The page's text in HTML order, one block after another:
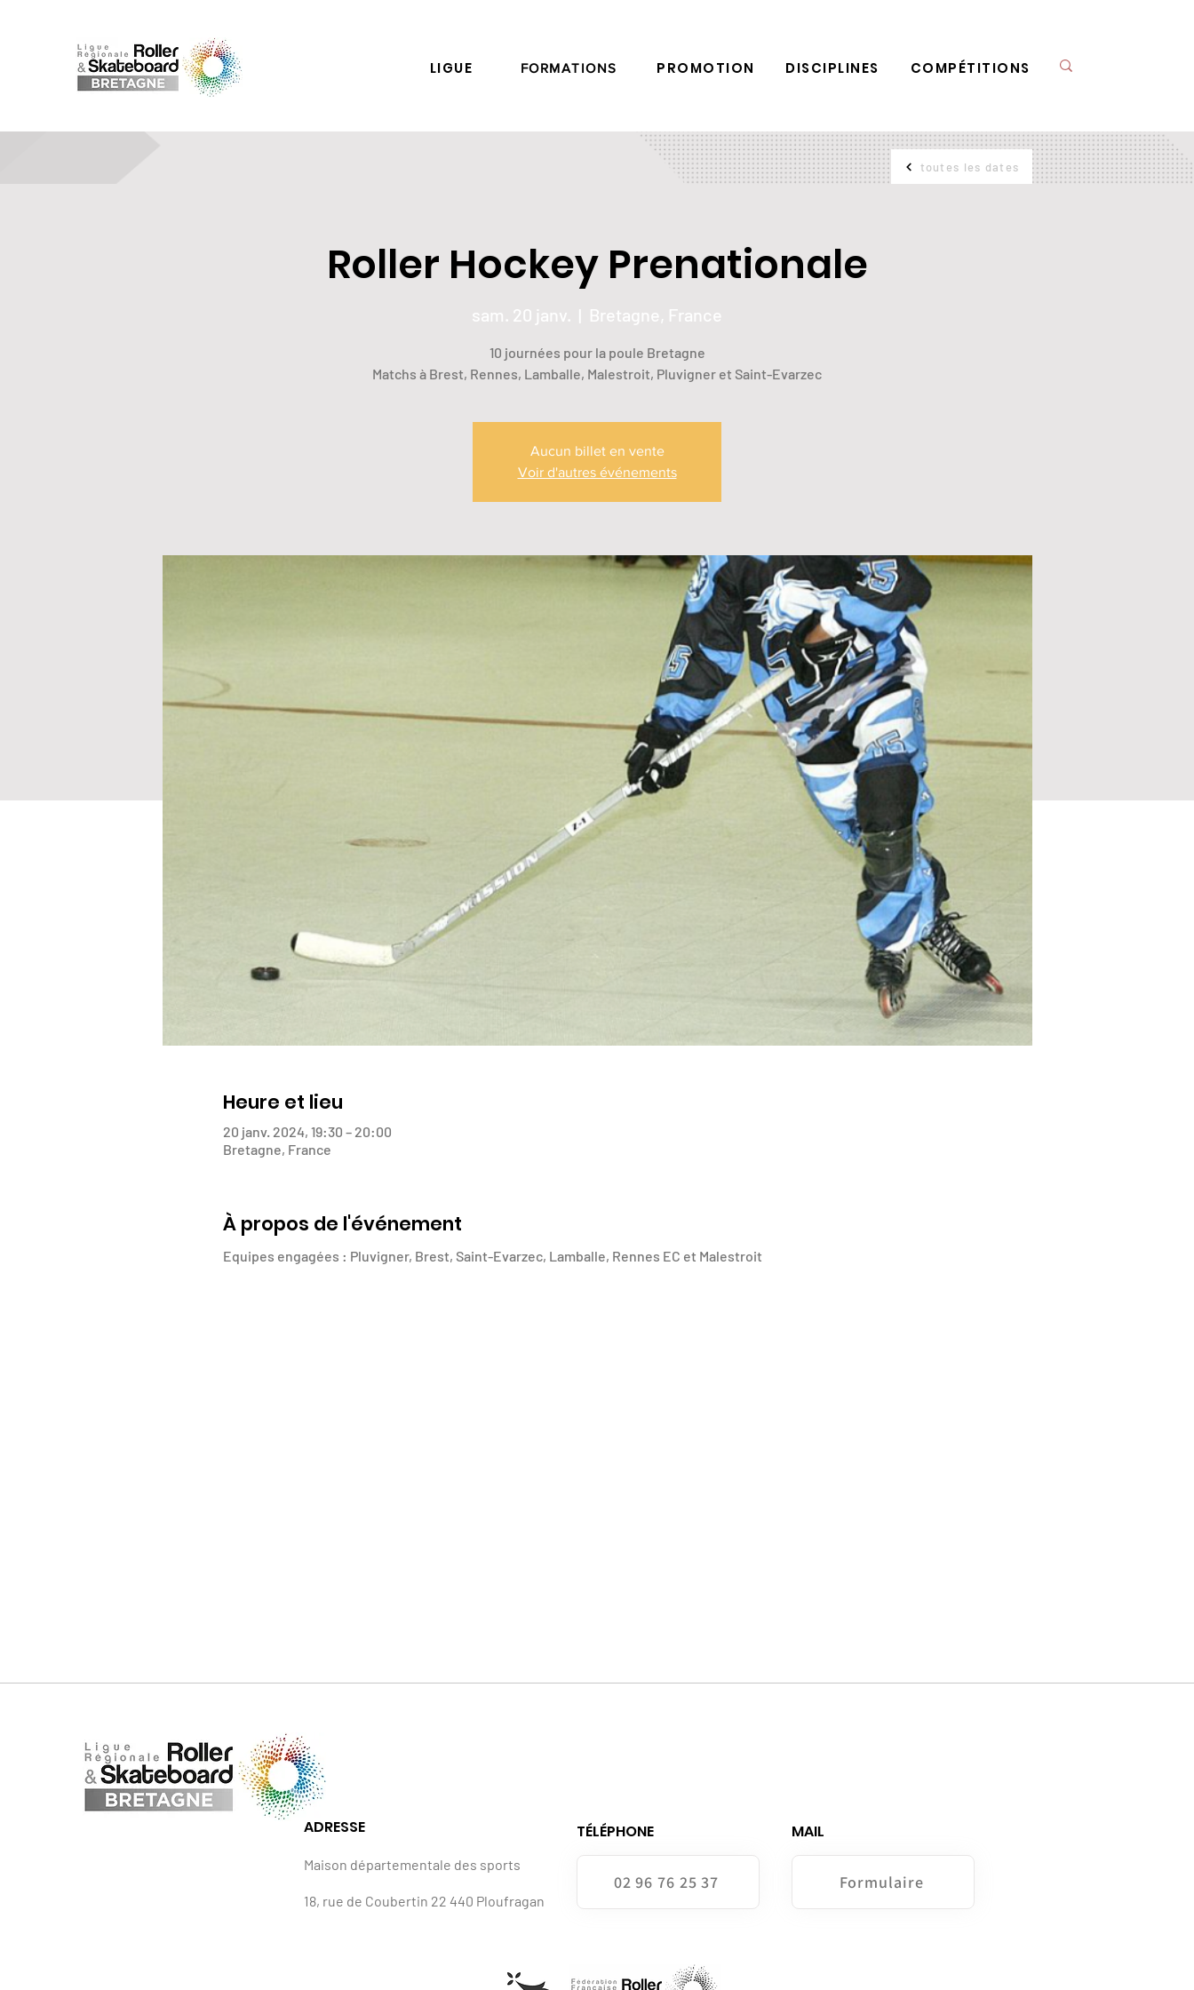
LIGUE FORMATIONS PROMOTION DISCIPLINES COMPÉTITIONS
Roller Hockey Prenationale
sam. 20 janv.
  |
Bretagne, France
10 journées pour la poule Bretagne
Matchs à Brest, Rennes, Lamballe, Malestroit, Pluvigner et Saint-Evarzec
Aucun billet en vente
Voir d'autres événements
Heure et lieu
20 janv. 2024, 19:30 – 20:00
Bretagne, France
À propos de l'événement
Equipes engagées : Pluvigner, Brest, Saint-Evarzec, Lamballe, Rennes EC et Malestroit
toutes les dates
ADRESSE
Maison départementale des sports
18, rue de Coubertin 22 440 Ploufragan
TÉLÉPHONE
02 96 76 25 37
MAIL
Formulaire